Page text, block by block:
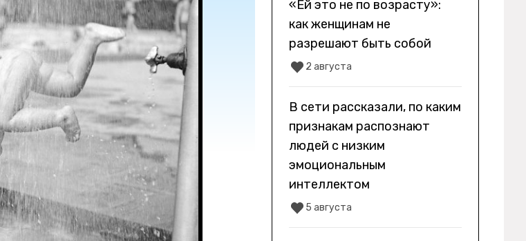
«Ей это не по возрасту»:
как женщинам не
разрешают быть собой
2 августа
В сети рассказали, по каким
признакам распознают
людей с низким
эмоциональным
интеллектом
5 августа